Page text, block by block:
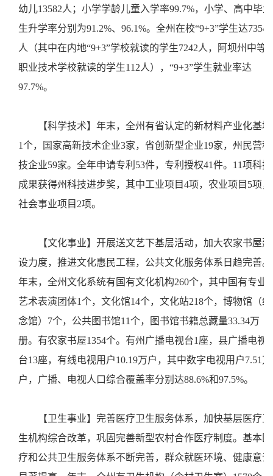
幼儿13582人；小学学龄儿童入学率99.7%，小学、高中毕业
生升学率分别为91.2%、96.1%。全州在校“9+3”学生达7354
人（其中在内地“9+3”学校就读的学生7242人，阿坝州中等
职业技术学校就读的学生112人），“9+3”学生就业率达
97.7%。
【科学技术】年末，全州有省认定的新材料产业化基地
1个，国家高新技术企业3家，省创新型企业19家，州民营科
技企业59家。全年申请专利53件，专利授权41件。11项科技
成果获得州科技进步奖，其中工业项目4项，农业项目5项，
社会事业项目2项。
【文化事业】开展送文艺下基层活动，加大农家书屋建
设力度，推进文化惠民工程，公共文化服务体系日趋完善。
年末，全州文化系统有国有文化机构260个，其中国有专业
艺术表演团体1个，文化馆14个，文化站218个，博物馆（纪
念馆）7个，公共图书馆11个，图书馆书籍总藏量33.34万
册。有农家书屋1354个。有州广播电视台1座，县广播电视
台13座，有线电视用户10.19万户，其中数字电视用户7.51万
户，广播、电视人口综合覆盖率分别达88.6%和97.5%。
【卫生事业】完善医疗卫生服务体系，加快基层医疗卫
生机构综合改革，巩固完善新型农村合作医疗制度。基本医
疗和公共卫生服务体系不断完善，群众就医环境、健康意识